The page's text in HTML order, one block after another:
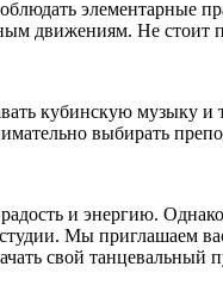
элементарные
движениям. Не стоит
кубинскую музыку и
выбирать
и энергию.
Мы приглашаем
свой танцевальный